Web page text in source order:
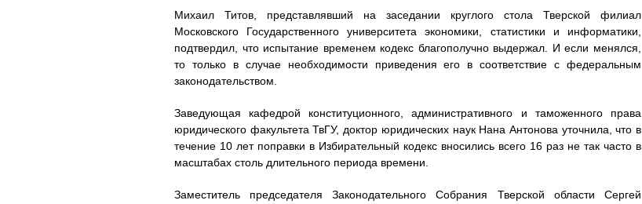
Михаил Титов, представлявший на заседании круглого стола Тверской филиал
Московского Государственного университета экономики, статистики и информатики,
подтвердил, что испытание временем кодекс благополучно выдержал. И если менялся,
то только в случае необходимости приведения его в соответствие с федеральным
законодательством.
Заведующая кафедрой конституционного, административного и таможенного права
юридического факультета ТвГУ, доктор юридических наук Нана Антонова уточнила, что в
течение 10 лет поправки в Избирательный кодекс вносились всего 16 раз не так часто в
масштабах столь длительного периода времени.
Заместитель председателя Законодательного Собрания Тверской области Сергей